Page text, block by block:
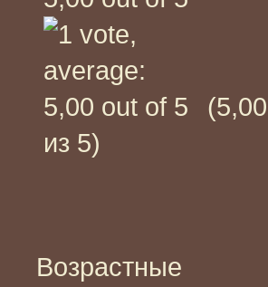
(5,00
из 5)
Возрастные